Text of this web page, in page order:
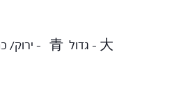
大 – גדול 青 – ירוק/ כחול 龍 – דרקון 湯 – מים חמים, מרק.